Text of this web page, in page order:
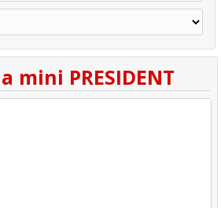
mini PRESIDENT